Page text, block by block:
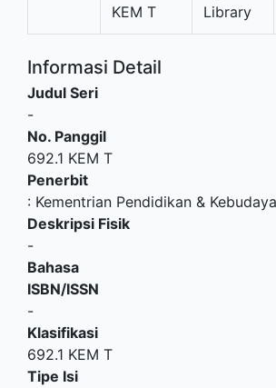
KEM T
Library
Informasi Detail
Judul Seri
-
No. Panggil
692.1 KEM T
Penerbit
: Kementrian Pendidikan &
Deskripsi Fisik
-
Bahasa
ISBN/ISSN
-
Klasifikasi
692.1 KEM T
Tipe Isi